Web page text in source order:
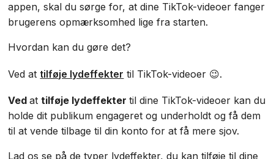
appen, skal du sørge for, at dine TikTok-videoer fanger
brugerens opmærksomhed lige fra starten.
Hvordan kan du gøre det?
Ved at tilføje lydeffekter til TikTok-videoer 😉.
Vedattilføje lydeffektertil dine TikTok-videoer kan du
holde dit publikum engageret og underholdt og få dem
til at vende tilbage til din konto for at få mere sjov.
Lad os se på de typer lydeffekter, du kan tilføje til dine